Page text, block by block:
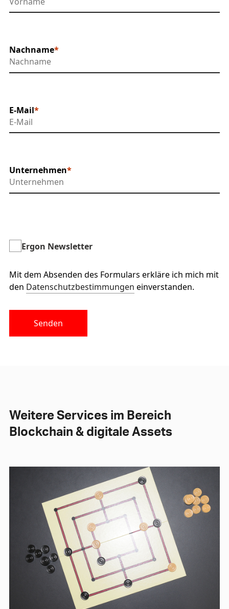
Nachname
E-Mail
Unternehmen
Ergon Newsletter
Mit dem Absenden des Formulars erkläre ich mich mit
den Datenschutzbestimmungen einverstanden.
Senden
Weitere Services im Bereich
Blockchain & digitale Assets